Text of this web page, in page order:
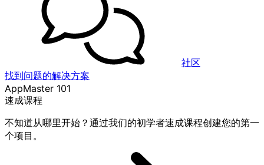
社区
找到问题的解决方案
AppMaster 101
速成课程
不知道从哪里开始？通过我们的初学者速成课程创建您的第一
个项目。